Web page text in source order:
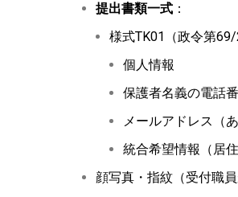
提出書類一式 ：
様式TK01（政令第
個人情報
保護者名義の電話
メールアドレス（あ
統合希望情報（居
顔写真・指紋（受付職員